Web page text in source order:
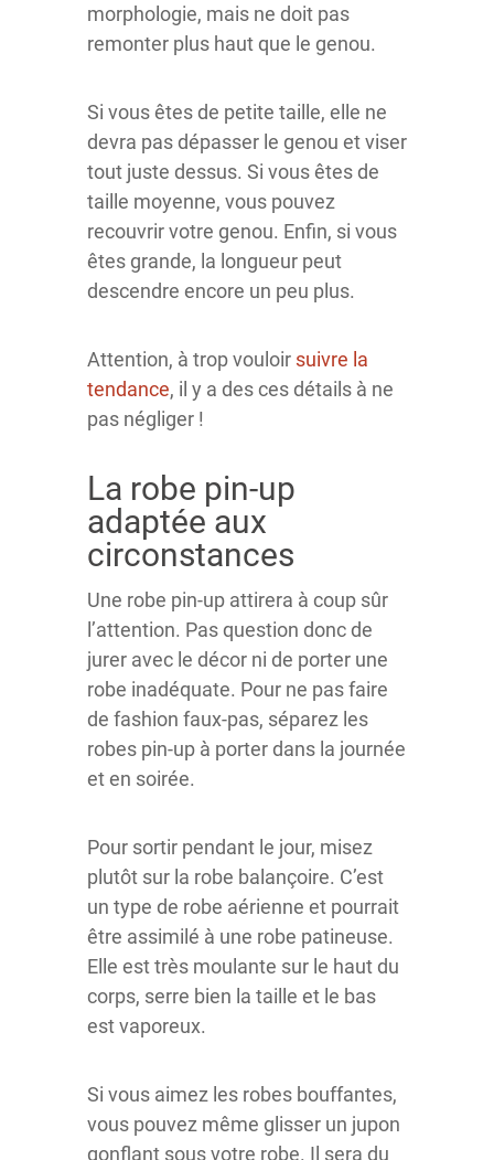
morphologie, mais ne doit pas
remonter plus haut que le genou.
Si vous êtes de petite taille, elle ne
devra pas dépasser le genou et viser
tout juste dessus. Si vous êtes de
taille moyenne, vous pouvez
recouvrir votre genou. Enfin, si vous
êtes grande, la longueur peut
descendre encore un peu plus.
Attention, à trop vouloir suivre la
tendance, il y a des ces détails à ne
pas négliger !
La robe pin-up
adaptée aux
circonstances
Une robe pin-up attirera à coup sûr
l’attention. Pas question donc de
jurer avec le décor ni de porter une
robe inadéquate. Pour ne pas faire
de fashion faux-pas, séparez les
robes pin-up à porter dans la journée
et en soirée.
Pour sortir pendant le jour, misez
plutôt sur la robe balançoire. C’est
un type de robe aérienne et pourrait
être assimilé à une robe patineuse.
Elle est très moulante sur le haut du
corps, serre bien la taille et le bas
est vaporeux.
Si vous aimez les robes bouffantes,
vous pouvez même glisser un jupon
gonflant sous votre robe. Il sera du